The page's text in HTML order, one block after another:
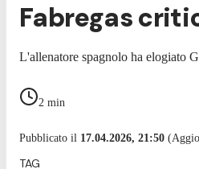
Fabregas
L'allenatore spagnolo ha elogiato
2 min
Pubblicato il 17.04.2026, 21:50